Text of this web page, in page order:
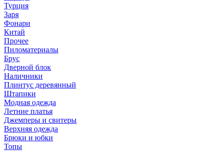
Турция
Заря
Фонари
Китай
Прочее
Пиломатериалы
Брус
Дверной блок
Наличники
Плинтус деревянный
Штапики
Модная одежда
Летние платья
Джемперы и свитеры
Верхняя одежда
Брюки и юбки
Топы